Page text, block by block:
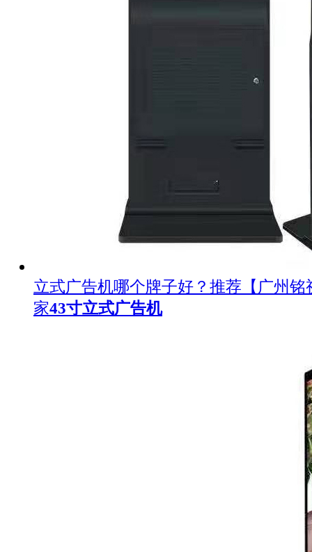
立式广告机哪个牌子好？推荐【广州铭
家43寸立式广告机